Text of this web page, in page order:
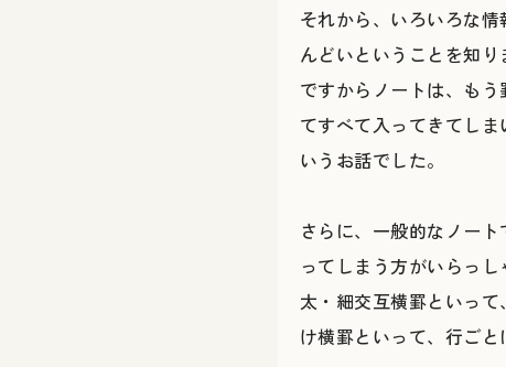
それから、いろいろな
んどいということを知り
ですからノートは、も
てすべて入ってきてし
いうお話でした。
さらに、一般的なノー
ってしまう方がいらっ
太・細交互横罫といっ
け横罫といって、行ご